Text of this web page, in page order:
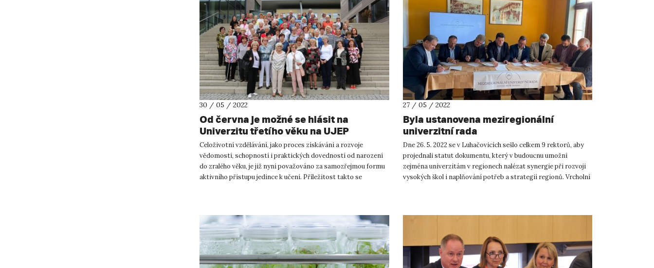
30 / 05 / 2022
Od června je možné se hlásit na
Univerzitu třetího věku na UJEP
Celoživotní vzdělávání, jako proces získávání a rozvoje
vědomostí, schopností i praktických dovedností od narození
do zralého věku, je již nyní považováno za samozřejmou formu
aktivního přístupu jedince k učení. Příležitost takto se
27 / 05 / 2022
Byla ustanovena meziregionální
univerzitní rada
Dne 26. 5. 2022 se v Luhačovicích sešlo celkem 9 rektorů, aby
projednali statut dokumentu, který v budoucnu umožní
zejména univerzitám v regionech nalézat synergie při rozvoji
vysokých škol i naplňování potřeb a strategií regionů. Vrcholní